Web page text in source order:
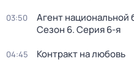
03:50 Агент национальной
Сезон 6. Серия 6-я
04:45 Контракт на любовь